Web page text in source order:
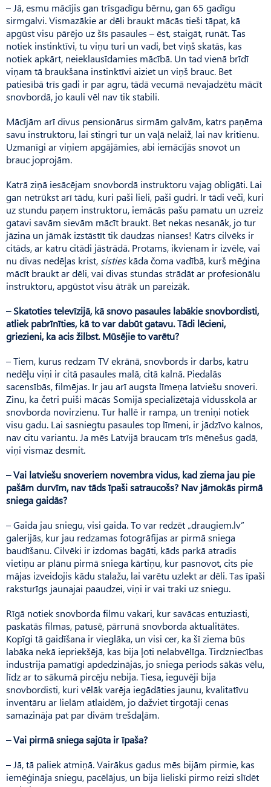
– Jā, esmu mācījis gan trīsgadīgu bērnu, gan 65 gadīgu
sirmgalvi. Vismazākie ar dēli braukt mācās tieši tāpat, kā
apgūst visu pārējo uz šīs pasaules – ēst, staigāt, runāt. Tas
notiek instinktīvi, tu viņu turi un vadi, bet viņš skatās, kas
notiek apkārt, neieklausīdamies mācībā. Un tad vienā brīdī
viņam tā braukšana instinktīvi aiziet un viņš brauc. Bet
patiesībā trīs gadi ir par agru, tādā vecumā nevajadzētu mācīt
snovbordā, jo kauli vēl nav tik stabili.
Mācījām arī divus pensionārus sirmām galvām, katrs paņēma
savu instruktoru, lai stingri tur un vaļā nelaiž, lai nav kritienu.
Uzmanīgi ar viņiem apgājāmies, abi iemācījās snovot un
brauc joprojām.
Katrā ziņā iesācējam snovbordā instruktoru vajag obligāti. Lai
gan netrūkst arī tādu, kuri paši lieli, paši gudri. Ir tādi veči, kuri
uz stundu paņem instruktoru, iemācās pašu pamatu un uzreiz
gatavi savām sievām mācīt braukt. Bet nekas nesanāk, jo tur
jāzina un jāmāk izstāstīt tik daudzas nianses! Katrs cilvēks ir
citāds, ar katru citādi jāstrādā. Protams, ikvienam ir izvēle, vai
nu divas nedēļas krist, sistieskāda čoma vadībā, kurš mēģina
mācīt braukt ar dēli, vai divas stundas strādāt ar profesionālu
instruktoru, apgūstot visu ātrāk un pareizāk.
– Skatoties televīzijā, kā snovo pasaules labākie snovbordisti,
atliek pabrīnīties, kā to var dabūt gatavu. Tādi lēcieni,
griezieni, ka acis žilbst. Mūsējie to varētu?
– Tiem, kurus redzam TV ekrānā, snovbords ir darbs, katru
nedēļu viņi ir citā pasaules malā, citā kalnā. Piedalās
sacensībās, filmējas. Ir jau arī augsta līmeņa latviešu snoveri.
Zinu, ka četri puiši mācās Somijā specializētajā vidusskolā ar
snovborda novirzienu. Tur hallē ir rampa, un treniņi notiek
visu gadu. Lai sasniegtu pasaules top līmeni, ir jādzīvo kalnos,
nav citu variantu. Ja mēs Latvijā braucam trīs mēnešus gadā,
viņi vismaz desmit.
– Vai latviešu snoveriem novembra vidus, kad ziema jau pie
pašām durvīm, nav tāds īpaši satraucošs? Nav jāmokās pirmā
sniega gaidās?
– Gaida jau sniegu, visi gaida. To var redzēt „draugiem.lv”
galerijās, kur jau redzamas fotogrāfijas ar pirmā sniega
baudīšanu. Cilvēki ir izdomas bagāti, kāds parkā atradis
vietiņu ar plānu pirmā sniega kārtiņu, kur pasnovot, cits pie
mājas izveidojis kādu stalažu, lai varētu uzlekt ar dēli. Tas īpaši
raksturīgs jaunajai paaudzei, viņi ir vai traki uz sniegu.
Rīgā notiek snovborda filmu vakari, kur savācas entuziasti,
paskatās filmas, patusē, pārrunā snovborda aktualitātes.
Kopīgi tā gaidīšana ir vieglāka, un visi cer, ka šī ziema būs
labāka nekā iepriekšējā, kas bija ļoti nelabvēlīga. Tirdzniecības
industrija pamatīgi apdedzinājās, jo sniega periods sākās vēlu,
līdz ar to sākumā pircēju nebija. Tiesa, ieguvēji bija
snovbordisti, kuri vēlāk varēja iegādāties jaunu, kvalitatīvu
inventāru ar lielām atlaidēm, jo dažviet tirgotāji cenas
samazināja pat par divām trešdaļām.
– Vai pirmā sniega sajūta ir īpaša?
– Jā, tā paliek atmiņā. Vairākus gadus mēs bijām pirmie, kas
iemēģināja sniegu, pacēlājus, un bija lieliski pirmo reizi slīdēt